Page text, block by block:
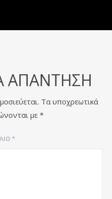
ΑΠΆΝΤΗΣΗ
Τα υποχρεωτικά
με *
*